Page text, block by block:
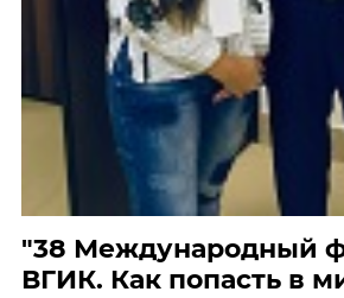
"38 Международный
ВГИК. Как попасть в